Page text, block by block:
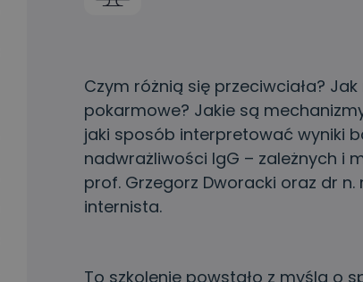
Czym różnią się przeciwciała?
pokarmowe? Jakie są
jaki sposób interpretować wyniki
nadwrażliwości IgG – zależnych i
prof. Grzegorz Dworacki oraz dr n.
internista.
To szkolenie powstało z myślą o